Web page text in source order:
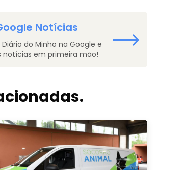
Notícias
Diário do Minho na Google e
notícias em primeira mão!